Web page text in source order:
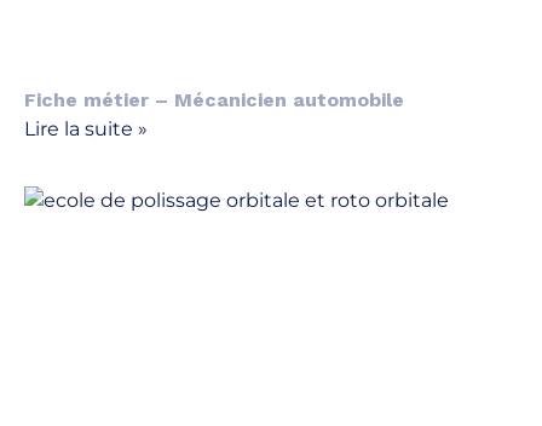
Fiche métier – Mécanicien automobile
Lire la suite »